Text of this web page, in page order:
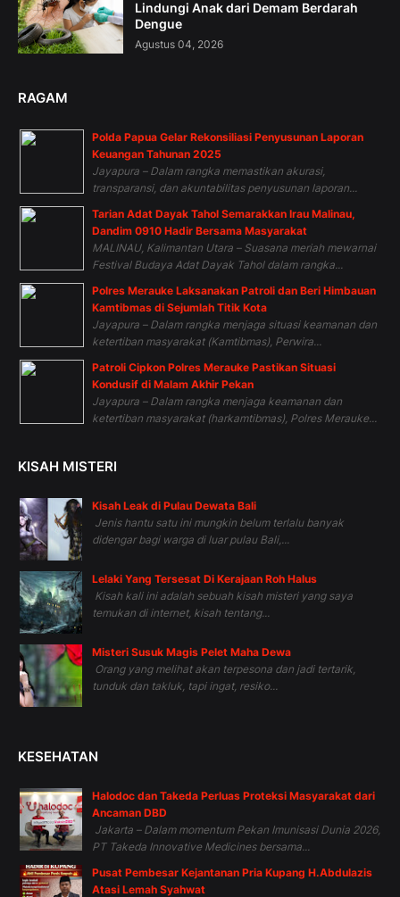
Lindungi Anak dari Demam Berdarah
Dengue
Agustus 04, 2026
RAGAM
Polda Papua Gelar Rekonsiliasi Penyusunan Laporan
Keuangan Tahunan 2025
Jayapura – Dalam rangka memastikan akurasi,
transparansi, dan akuntabilitas penyusunan laporan...
Tarian Adat Dayak Tahol Semarakkan Irau Malinau,
Dandim 0910 Hadir Bersama Masyarakat
MALINAU, Kalimantan Utara – Suasana meriah mewarnai
Festival Budaya Adat Dayak Tahol dalam rangka...
Polres Merauke Laksanakan Patroli dan Beri Himbauan
Kamtibmas di Sejumlah Titik Kota
Jayapura – Dalam rangka menjaga situasi keamanan dan
ketertiban masyarakat (Kamtibmas), Perwira...
Patroli Cipkon Polres Merauke Pastikan Situasi
Kondusif di Malam Akhir Pekan
Jayapura – Dalam rangka menjaga keamanan dan
ketertiban masyarakat (harkamtibmas), Polres Merauke...
KISAH MISTERI
Kisah Leak di Pulau Dewata Bali
Jenis hantu satu ini mungkin belum terlalu banyak
didengar bagi warga di luar pulau Bali,...
Lelaki Yang Tersesat Di Kerajaan Roh Halus
Kisah kali ini adalah sebuah kisah misteri yang saya
temukan di internet, kisah tentang...
Misteri Susuk Magis Pelet Maha Dewa
Orang yang melihat akan terpesona dan jadi tertarik,
tunduk dan takluk, tapi ingat, resiko...
KESEHATAN
Halodoc dan Takeda Perluas Proteksi Masyarakat dari
Ancaman DBD
Jakarta – Dalam momentum Pekan Imunisasi Dunia 2026,
PT Takeda Innovative Medicines bersama...
Pusat Pembesar Kejantanan Pria Kupang H.Abdulazis
Atasi Lemah Syahwat